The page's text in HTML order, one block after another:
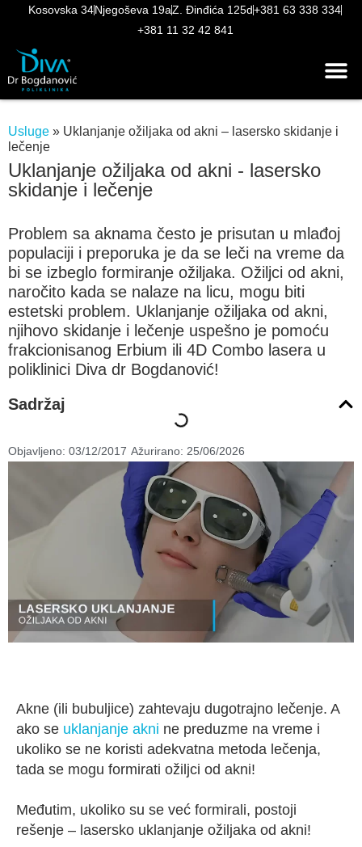
Kosovska 34Njegoševa 19aZ. Đinđića 125d+381 63 338 334
+381 11 32 42 841
Usluge » Uklanjanje ožiljaka od akni – lasersko skidanje i
lečenje
Uklanjanje ožiljaka od akni - lasersko
skidanje i lečenje
Problem sa aknama često je prisutan u mlađoj
populaciji i preporuka je da se leči na vreme da
bi se izbeglo formiranje ožiljaka. Ožiljci od akni,
naročito kada se nalaze na licu, mogu biti
estetski problem. Uklanjanje ožiljaka od akni,
njihovo skidanje i lečenje uspešno je pomoću
frakcionisanog Erbium ili 4D Combo lasera u
poliklinici Diva dr Bogdanović!
Sadržaj
Objavljeno: 03/12/2017 Ažurirano: 25/06/2026
Akne (ili bubuljice) zahtevaju dugotrajno lečenje. A
ako se uklanjanje akni ne preduzme na vreme i
ukoliko se ne koristi adekvatna metoda lečenja,
tada se mogu formirati ožiljci od akni!
Međutim, ukoliko su se već formirali, postoji
rešenje – lasersko uklanjanje ožiljaka od akni!